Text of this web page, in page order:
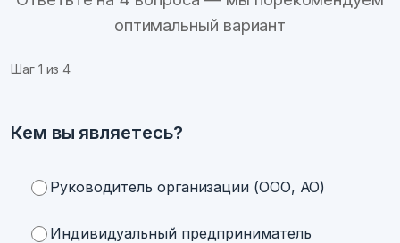
оптимальный вариант
Шаг 1 из 4
Кем вы являетесь?
Руководитель организации (ООО, АО)
Индивидуальный предприниматель